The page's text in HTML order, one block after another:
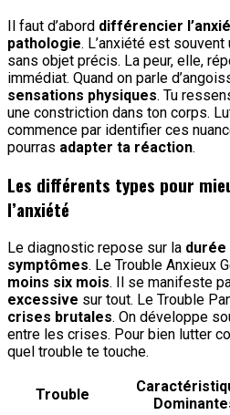
Il faut d’abord différencier
pathologie. L’anxiété est
sans objet précis. La peur, elle,
immédiat. Quand on parle
sensations physiques. Tu
une constriction dans ton corps.
commence par identifier ces
pourras adapter ta réaction.
Les différents types pour
l’anxiété
Le diagnostic repose sur la durée
symptômes. Le Trouble Anxieux
moins six mois. Il se manifeste
excessive sur tout. Le Trouble
crises brutales. On développe
entre les crises. Pour bien lutter
quel trouble te touche.
Trouble